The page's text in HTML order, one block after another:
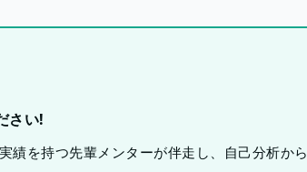
さい!
績を持つ先輩メンターが伴走し、自己分析から